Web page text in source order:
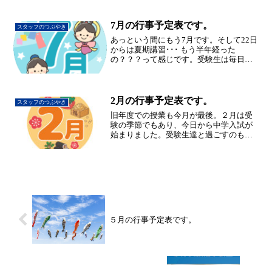
ら塾は新しい学年での授業がスタートし
ます。今年も宜しくお願い...
スタッフのつぶやき 7月の行事予定表です。
あっという間にもう7月です。そして22日
からは夏期講習･･･ もう半年経った
の？？？って感じです。受験生は毎日を
スタッフのつぶやき 2月の行事予定表です。
旧年度での授業も今月が最後。２月は受
験の季節でもあり、今日から中学入試が
始まりました。受験生達と過ごすのも残
５月の行事予定表です。